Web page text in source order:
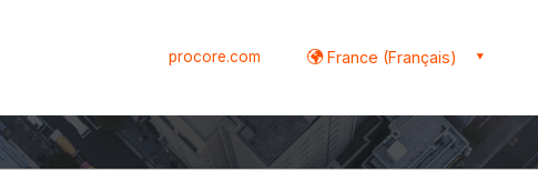
procore.com France (Français)